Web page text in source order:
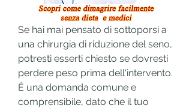
Se hai mai pensato di sottoporsi a
una chirurgia di riduzione del seno,
potresti esserti chiesto se dovresti
perdere peso prima dell'intervento.
È una domanda comune e
comprensibile, dato che il tuo